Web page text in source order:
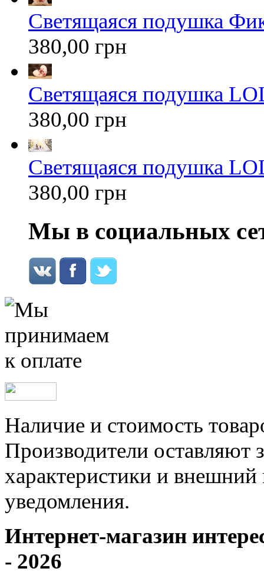
Светящаяся подушка
380,00 грн
Светящаяся подушка
380,00 грн
Светящаяся подушка
380,00 грн
Мы в социальных
Наличие и стоимость
Производители оставляют
характеристики и внешний
уведомления.
Интернет-магазин
- 2026